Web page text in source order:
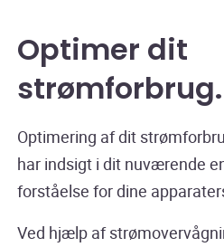
Optimer dit
strømforbrug.
Optimering af dit
har indsigt i dit nuværende
forståelse for dine
Ved hjælp af